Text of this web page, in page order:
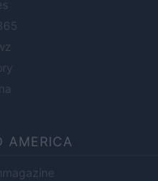
AMERICA